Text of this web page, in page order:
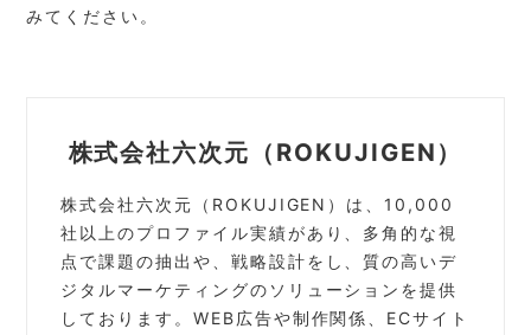
みてください。
株式会社六次元（ROKUJIGEN）
株式会社六次元（ROKUJIGEN）は、10,000
社以上のプロファイル実績があり、多角的な視
点で課題の抽出や、戦略設計をし、質の高いデ
ジタルマーケティングのソリューションを提供
しております。 WEB広告や制作関係、ECサイト